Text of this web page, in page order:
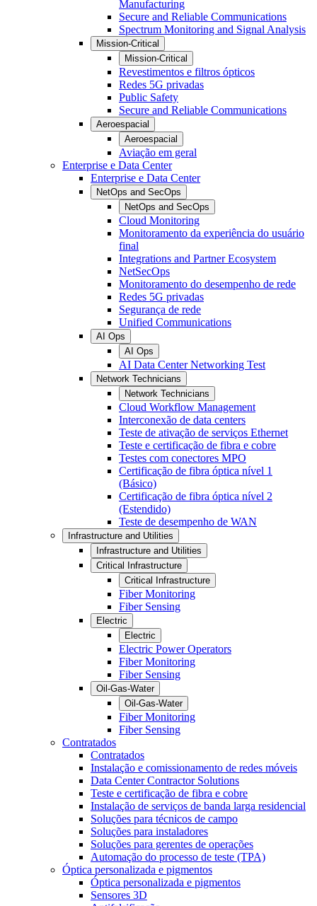
Manufacturing
Secure and Reliable Communications
Spectrum Monitoring and Signal Analysis
Mission-Critical
Mission-Critical
Revestimentos e filtros ópticos
Redes 5G privadas
Public Safety
Secure and Reliable Communications
Aeroespacial
Aeroespacial
Aviação em geral
Enterprise e Data Center
Enterprise e Data Center
NetOps and SecOps
NetOps and SecOps
Cloud Monitoring
Monitoramento da experiência do usuário
final
Integrations and Partner Ecosystem
NetSecOps
Monitoramento do desempenho de rede
Redes 5G privadas
Segurança de rede
Unified Communications
AI Ops
AI Ops
AI Data Center Networking Test
Network Technicians
Network Technicians
Cloud Workflow Management
Interconexão de data centers
Teste de ativação de serviços Ethernet
Teste e certificação de fibra e cobre
Testes com conectores MPO
Certificação de fibra óptica nível 1
(Básico)
Certificação de fibra óptica nível 2
(Estendido)
Teste de desempenho de WAN
Infrastructure and Utilities
Infrastructure and Utilities
Critical Infrastructure
Critical Infrastructure
Fiber Monitoring
Fiber Sensing
Electric
Electric
Electric Power Operators
Fiber Monitoring
Fiber Sensing
Oil-Gas-Water
Oil-Gas-Water
Fiber Monitoring
Fiber Sensing
Contratados
Contratados
Instalação e comissionamento de redes móveis
Data Center Contractor Solutions
Teste e certificação de fibra e cobre
Instalação de serviços de banda larga residencial
Soluções para técnicos de campo
Soluções para instaladores
Soluções para gerentes de operações
Automação do processo de teste (TPA)
Óptica personalizada e pigmentos
Óptica personalizada e pigmentos
Sensores 3D